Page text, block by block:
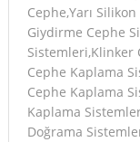
Cephe,Yarı
Giydirme Cephe
Sistemleri,Klinker
Cephe Kaplama
Cephe Kaplama
Kaplama
Doğrama